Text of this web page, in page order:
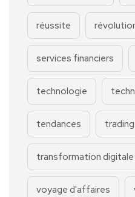
réussite
services financiers
technologie
tendances trading
transformation digitale
voyage d'affaires